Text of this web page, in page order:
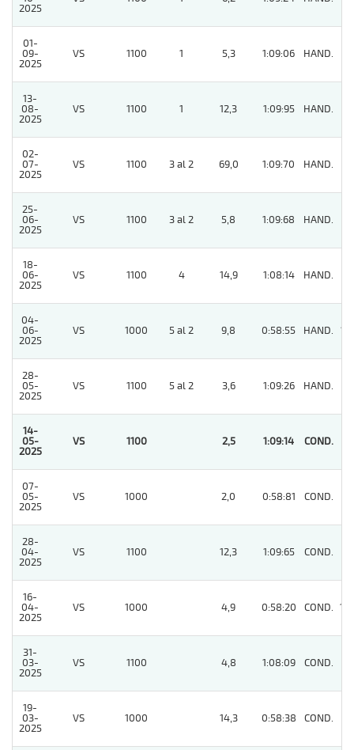
2025
01-
09-
2025
VS 1100 1 5,3 1:09:06 HAND.
13-
08-
2025
VS 1100 1 12,3 1:09:95 HAND.
02-
07-
2025
VS 1100 3 al 2 69,0 1:09:70 HAND.
25-
06-
2025
VS 1100 3 al 2 5,8 1:09:68 HAND.
18-
06-
2025
VS 1100 4 14,9 1:08:14 HAND.
04-
06-
2025
VS 1000 5 al 2 9,8 0:58:55 HAND. 12
28-
05-
2025
VS 1100 5 al 2 3,6 1:09:26 HAND.
14-
05-
2025
VS 1100 2,5 1:09:14 COND.
07-
05-
2025
VS 1000 2,0 0:58:81 COND.
28-
04-
2025
VS 1100 12,3 1:09:65 COND.
16-
04-
2025
VS 1000 4,9 0:58:20 COND. 14
31-
03-
2025
VS 1100 4,8 1:08:09 COND.
19-
03-
2025
VS 1000 14,3 0:58:38 COND.